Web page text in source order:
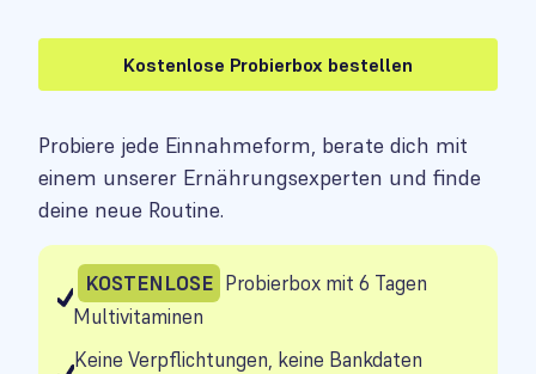
Probiere jede Einnahmeform, berate dich mit
einem unserer Ernährungsexperten und finde
deine neue Routine.
Kostenlose Probierbox bestellen
KOSTENLOSE Probierbox mit 6 Tagen
Multivitaminen
Keine Verpflichtungen, keine Bankdaten